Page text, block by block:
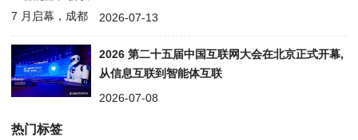
2026-07-13
2026 第二十五届中国互联网大会在北京正式开幕,
从信息互联到智能体互联
2026-07-08
热门标签